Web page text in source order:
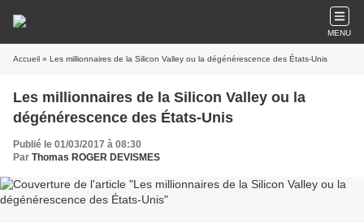
MENU
Accueil » Les millionnaires de la Silicon Valley ou la dégénérescence des États-Unis
Les millionnaires de la Silicon Valley ou la
dégénérescence des États-Unis
Publié le 01/03/2017 à 08:30
Par Thomas ROGER DEVISMES